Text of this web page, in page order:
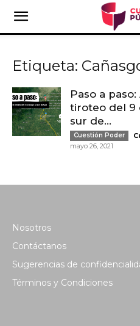
Etiqueta:
Paso a
tiroteo del 9
sur de...
Cuestión Poder
mayo 26, 2021
Nosotros
Contáctanos
Sugerencias de
Términos y Condiciones